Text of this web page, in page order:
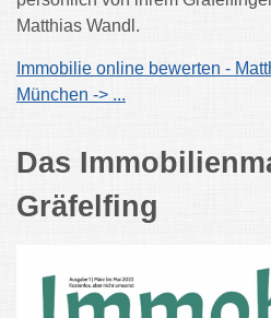
Matthias Wandl.
Immobilie online bewerten -
München -> ...
Das
Gräfelfing